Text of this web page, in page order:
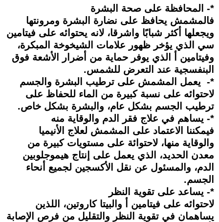
*- المحافظة على صحة البشرة
فالمشمش يحافظ على نضارة البشرة ومرونتها
ويجعلها أكثر شبابًا واشرقا، لانه يحتوائه على فيتامين
سي الذي يؤخر ظهور علامات الشيخوخة المبكرة،
وفيتامين أ الذي يوفر حماية من أضرار الأشعة فوق
البنفسجية عند التعرض للشمس.
*- يعمل المشمش على ترطيب البشرة والجسم
لاحتوائه على نسبة كبيرة من الماء للحفاظ على
ترطيب الجسم بشكل عام، والبشرة بشكل خاص.
*- يساهم في علاج فقر الدم والوقاية منه
فيمكننا الاعتماد على المشمش لعلاج الأنيميا
والوقاية منها، لاحتوائة على مستويات كبيرة من
معدن الحديد، الذي يعمل على إنتاج هيموجلوبين
الدم، والمسئول عن نقل الأكسجين لجميع أنحاء
الجسم.
*- يساعد على تقوية النظر
لاحتوائه على فيتامين أ والبيتا كاروتين، اللذين
يساهمان في تقوية النظر والتقليل من فرص الإصابة